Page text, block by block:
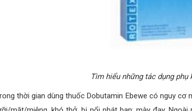
Tìm hiểu những tác dụng
thời gian dùng thuốc Dobutamin Ebewe có nguy